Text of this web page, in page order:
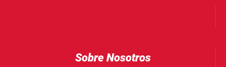
Sobre Nosotros